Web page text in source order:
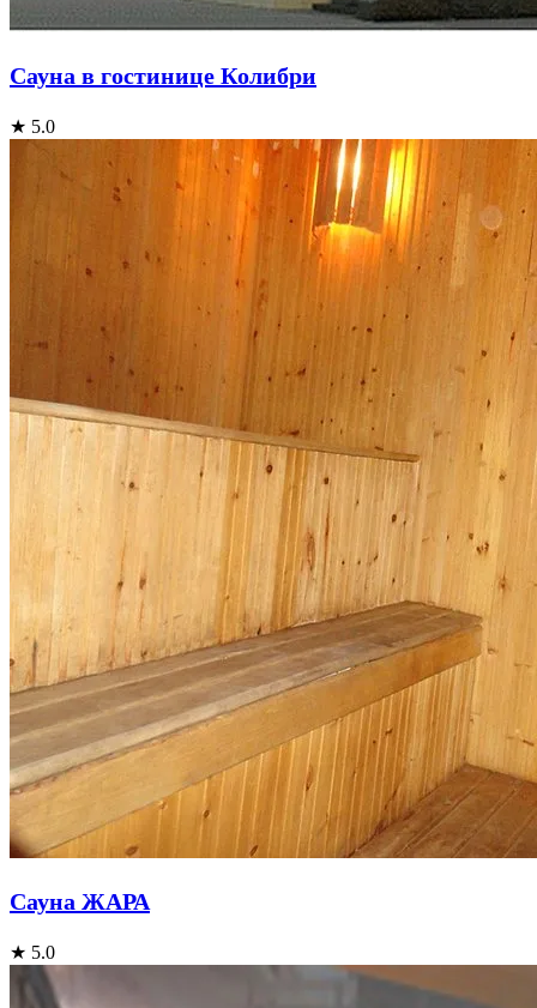
Сауна в гостинице Колибри
★ 5.0
Cауна ЖАРА
★ 5.0